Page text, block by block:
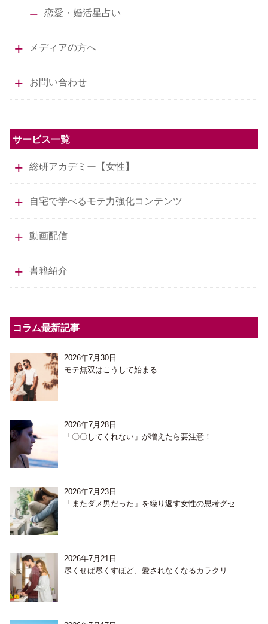
恋愛・婚活星占い
メディアの方へ
お問い合わせ
サービス一覧
総研アカデミー【女性】
自宅で学べるモテ力強化コンテンツ
動画配信
書籍紹介
コラム最新記事
2026年7月30日
モテ無双はこうして始まる
2026年7月28日
「〇〇してくれない」が増えたら要注意！
2026年7月23日
「またダメ男だった」を繰り返す女性の思考グセ
2026年7月21日
尽くせば尽くすほど、愛されなくなるカラクリ